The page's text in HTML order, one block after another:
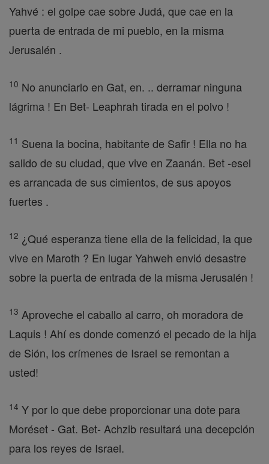
Yahvé : el golpe cae sobre Judá, que cae en la
puerta de entrada de mi pueblo, en la misma
Jerusalén .
10 No anunciarlo en Gat, en. .. derramar ninguna
lágrima ! En Bet- Leaphrah tirada en el polvo !
11 Suena la bocina, habitante de Safir ! Ella no ha
salido de su ciudad, que vive en Zaanán. Bet -esel
es arrancada de sus cimientos, de sus apoyos
fuertes .
12 ¿Qué esperanza tiene ella de la felicidad, la que
vive en Maroth ? En lugar Yahweh envió desastre
sobre la puerta de entrada de la misma Jerusalén !
13 Aproveche el caballo al carro, oh moradora de
Laquis ! Ahí es donde comenzó el pecado de la hija
de Sión, los crímenes de Israel se remontan a
usted!
14 Y por lo que debe proporcionar una dote para
Moréset - Gat. Bet- Achzib resultará una decepción
para los reyes de Israel.